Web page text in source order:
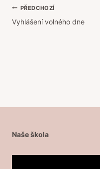
Navigace
pro
PŘEDCHOZÍ
Vyhlášení volného dne
Naše škola